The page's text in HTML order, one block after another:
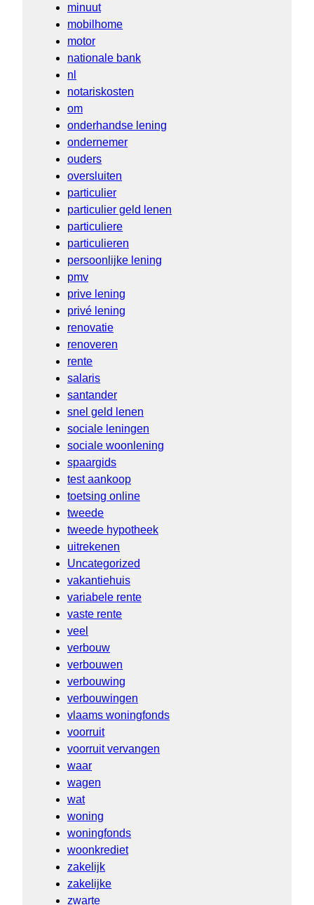
minuut
mobilhome
motor
nationale bank
nl
notariskosten
om
onderhandse lening
ondernemer
ouders
oversluiten
particulier
particulier geld lenen
particuliere
particulieren
persoonlijke lening
pmv
prive lening
privé lening
renovatie
renoveren
rente
salaris
santander
snel geld lenen
sociale leningen
sociale woonlening
spaargids
test aankoop
toetsing online
tweede
tweede hypotheek
uitrekenen
Uncategorized
vakantiehuis
variabele rente
vaste rente
veel
verbouw
verbouwen
verbouwing
verbouwingen
vlaams woningfonds
voorruit
voorruit vervangen
waar
wagen
wat
woning
woningfonds
woonkrediet
zakelijk
zakelijke
zwarte